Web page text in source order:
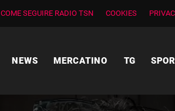
COME SEGUIRE RADIO TSN COOKIES
NEWS MERCATINO TG